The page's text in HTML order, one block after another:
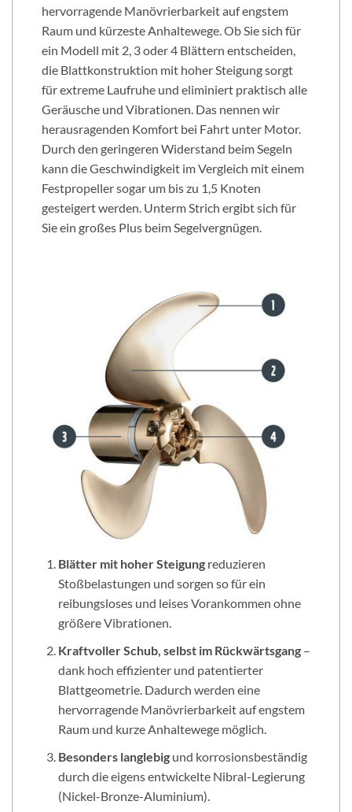
hervorragende Manövrierbarkeit auf engstem
Raum und kürzeste Anhaltewege. Ob Sie sich für
ein Modell mit 2, 3 oder 4 Blättern entscheiden,
die Blattkonstruktion mit hoher Steigung sorgt
für extreme Laufruhe und eliminiert praktisch alle
Geräusche und Vibrationen. Das nennen wir
herausragenden Komfort bei Fahrt unter Motor.
Durch den geringeren Widerstand beim Segeln
kann die Geschwindigkeit im Vergleich mit einem
Festpropeller sogar um bis zu 1,5 Knoten
gesteigert werden. Unterm Strich ergibt sich für
Sie ein großes Plus beim Segelvergnügen.
Blätter mit hoher Steigung reduzieren
Stoßbelastungen und sorgen so für ein
reibungsloses und leises Vorankommen ohne
größere Vibrationen.
Kraftvoller Schub, selbst im Rückwärtsgang –
dank hoch effizienter und patentierter
Blattgeometrie. Dadurch werden eine
hervorragende Manövrierbarkeit auf engstem
Raum und kurze Anhaltewege möglich.
Besonders langlebigund korrosionsbeständig
durch die eigens entwickelte Nibral-Legierung
(Nickel-Bronze-Aluminium).